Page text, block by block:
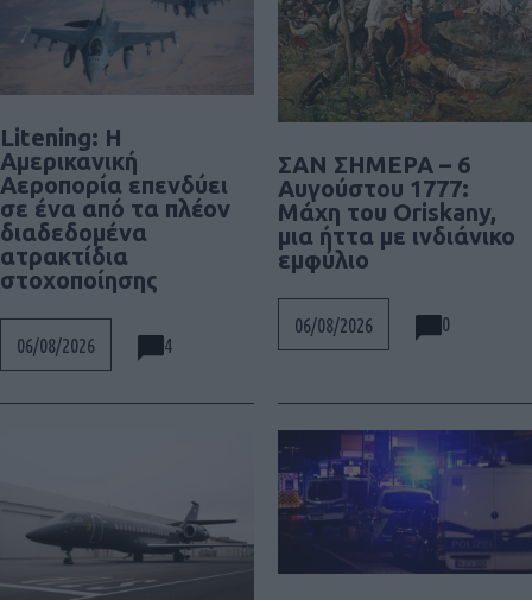
Litening: Η
Αμερικανική
Αεροπορία επενδύει
σε ένα από τα πλέον
διαδεδομένα
ατρακτίδια
στοχοποίησης
06/08/2026 4
ΣΑΝ ΣΗΜΕΡΑ – 6
Αυγούστου 1777:
Μάχη του Oriskany,
μια ήττα με ινδιάνικο
εμφύλιο
06/08/2026 0